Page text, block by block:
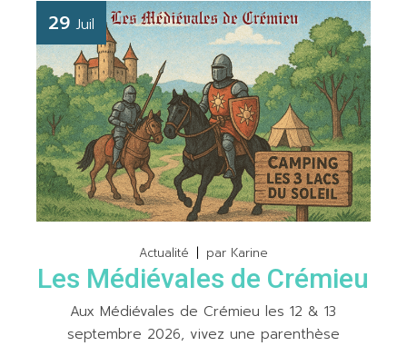
29 Juil
Actualité par Karine
Les Médiévales de Crémieu
Aux Médiévales de Crémieu les 12 & 13
septembre 2026, vivez une parenthèse